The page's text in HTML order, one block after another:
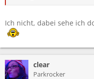
Ich nicht, dabei sehe ich
clear
Parkrocker